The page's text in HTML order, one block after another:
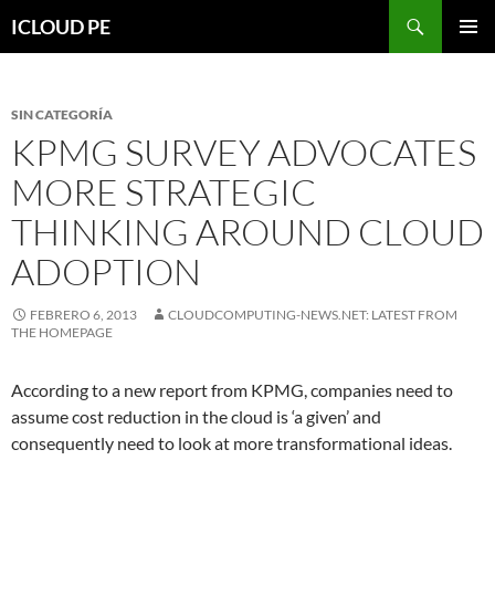
hacia
ICLOUD PE
SIN CATEGORÍA
KPMG SURVEY ADVOCATES
MORE STRATEGIC
THINKING AROUND CLOUD
ADOPTION
FEBRERO 6, 2013
CLOUDCOMPUTING-NEWS.NET: LATEST FROM
THE HOMEPAGE
According to a new report from KPMG, companies need to
assume cost reduction in the cloud is ‘a given’ and
consequently need to look at more transformational ideas.